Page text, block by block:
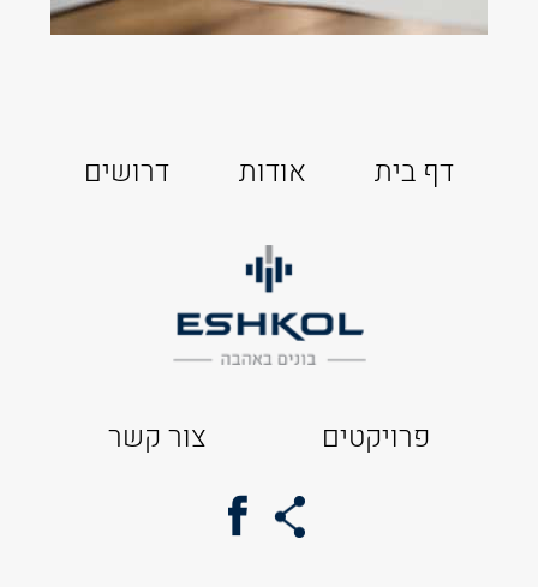
דף בית אודות דרושים
פרויקטים צור קשר